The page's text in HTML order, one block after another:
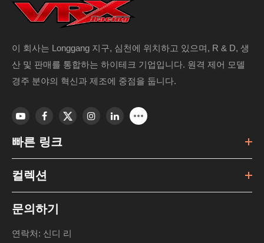
이 회사는 Longgang 지구, 심천에 위치하고 있으며, R & D, 생
산 및 판매를 통합하는 하이테크 기업입니다. 원격 제어 모델
경주 분야의 혁신과 제조에 중점을 둡니다.
빠른 링크
컬렉션
문의하기
연락처: 신디 리